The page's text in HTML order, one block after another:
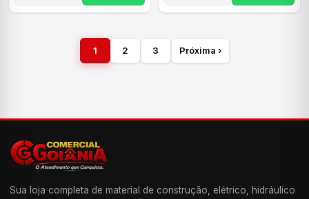
1 2 3 Próxima ›
Sua loja completa de material de construção, elétrico, hidráulico